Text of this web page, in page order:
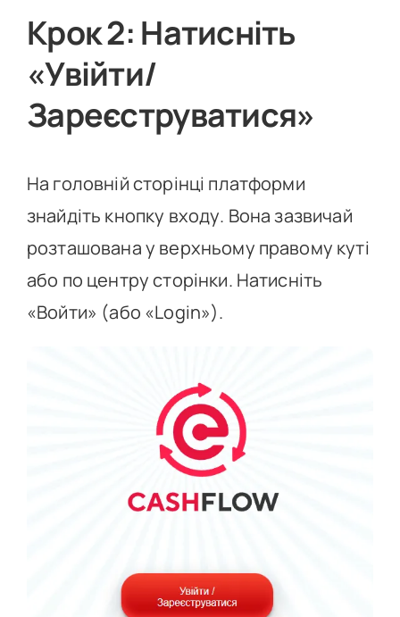
Крок 2: Натисніть
«Увійти/
Зареєструватися»
На головній сторінці платформи
знайдіть кнопку входу. Вона зазвичай
розташована у верхньому правому куті
або по центру сторінки. Натисніть
«Войти» (або «Login»).